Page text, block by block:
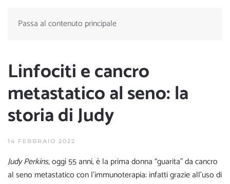
Passa al contenuto principale
Linfociti e cancro
metastatico al seno: la
storia di Judy
14 FEBBRAIO 2022
Judy Perkins, oggi 55 anni, è la prima donna “guarita” da cancro
al seno metastatico con l’immunoterapia: infatti grazie all’uso di